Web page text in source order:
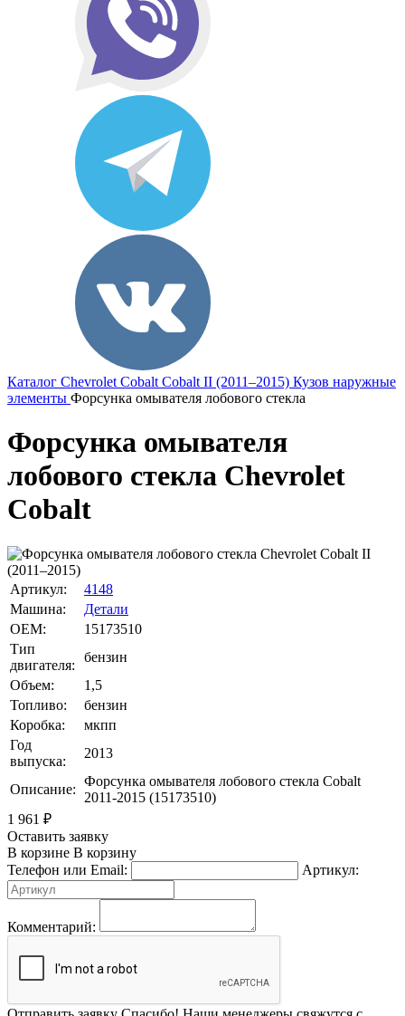
Каталог Chevrolet Cobalt Cobalt II (2011–2015) Кузов наружные
элементы Форсунка омывателя лобового стекла
Форсунка омывателя
лобового стекла Chevrolet
Cobalt
Артикул:
4148
Машина:
Детали
OEM:
15173510
Тип
двигателя:
бензин
Объем:
1,5
Топливо:
бензин
Коробка:
мкпп
Год
выпуска:
2013
Описание:
Форсунка омывателя лобового стекла Cobalt
2011-2015 (15173510)
1 961 ₽
Оставить заявку
В корзине В корзину
Телефон или Email:
Артикул:
Комментарий: